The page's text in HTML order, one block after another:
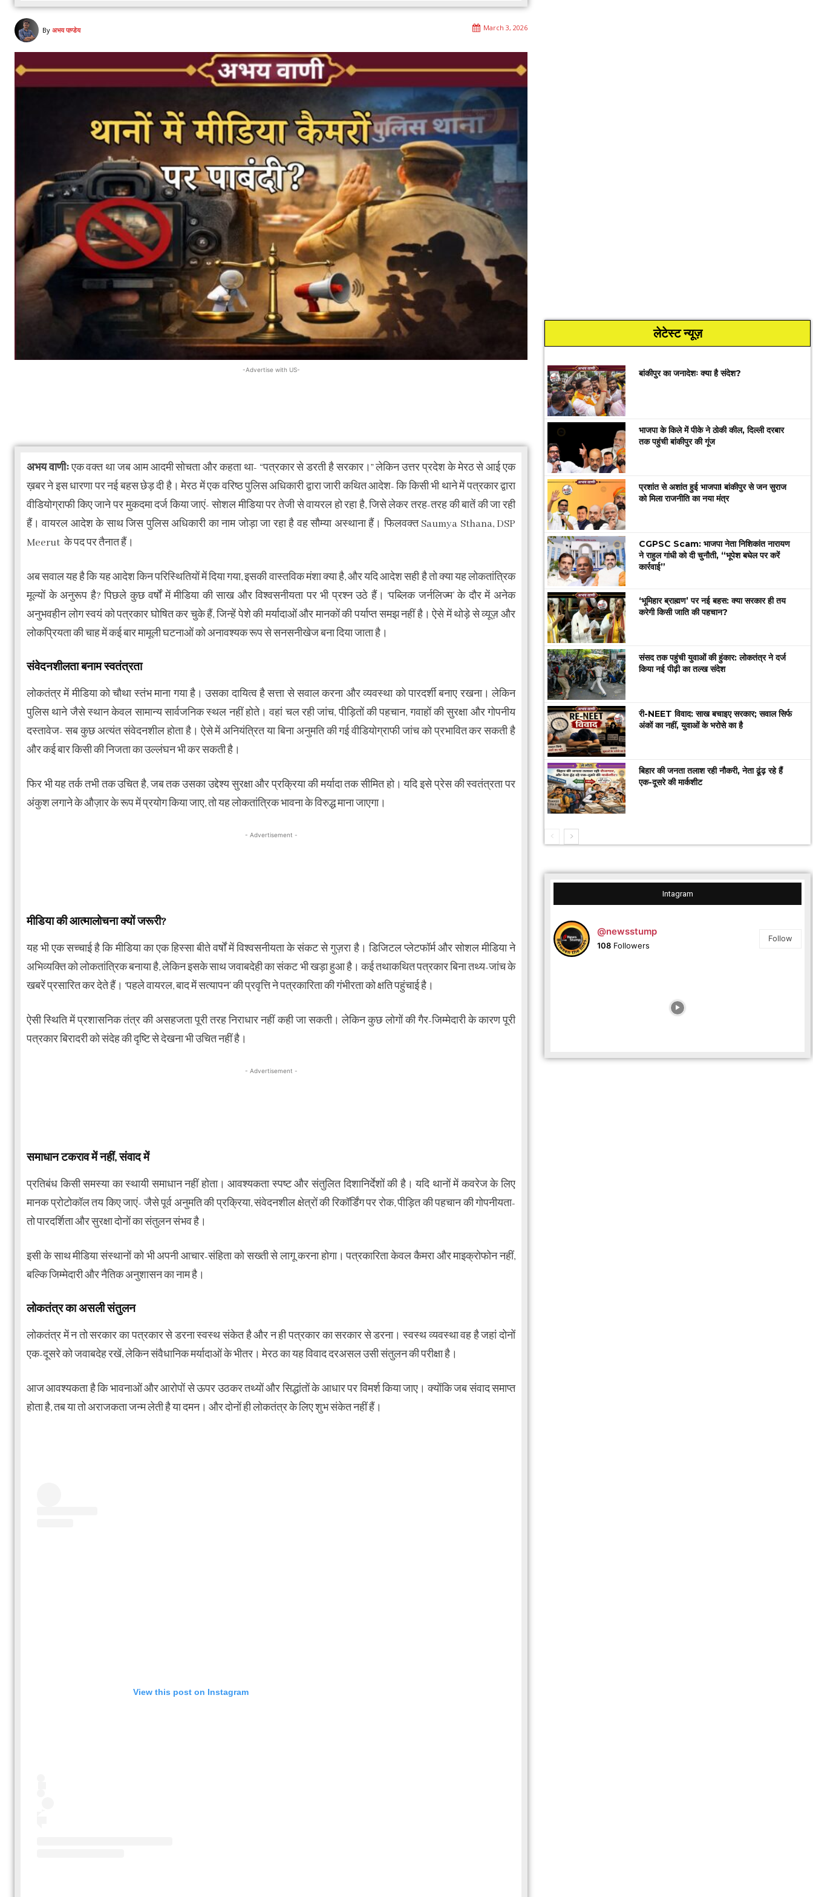
By अभय पाण्डेय March 3, 2026
-Advertise with US-
अभय वाणीःएक वक्त था जब आम आदमी सोचता और कहता था- “पत्रकार से डरती है सरकार।” लेकिन उत्तर प्रदेश के मेरठ से आई एक
ख़बर ने इस धारणा पर नई बहस छेड़ दी है। मेरठ में एक वरिष्ठ पुलिस अधिकारी द्वारा जारी कथित आदेश- कि किसी भी थाने में पत्रकार द्वारा
वीडियोग्राफी किए जाने पर मुकदमा दर्ज किया जाएं- सोशल मीडिया पर तेजी से वायरल हो रहा है, जिसे लेकर तरह-तरह की बातें की जा रही
हैं। वायरल आदेश के साथ जिस पुलिस अधिकारी का नाम जोड़ा जा रहा है वह सौम्या अस्थाना हैं। फिलवक्त Saumya Sthana, DSP
Meerut के पद पर तैनात हैं।
अब सवाल यह है कि यह आदेश किन परिस्थितियों में दिया गया, इसकी वास्तविक मंशा क्या है, और यदि आदेश सही है तो क्या यह लोकतांत्रिक
मूल्यों के अनुरूप है? पिछले कुछ वर्षों में मीडिया की साख और विश्वसनीयता पर भी प्रश्न उठे हैं। ‘पब्लिक जर्नलिज्म’ के दौर में अनेक
अनुभवहीन लोग स्वयं को पत्रकार घोषित कर चुके हैं, जिन्हें पेशे की मर्यादाओं और मानकों की पर्याप्त समझ नहीं है। ऐसे में थोड़े से व्यूज़ और
लोकप्रियता की चाह में कई बार मामूली घटनाओं को अनावश्यक रूप से सनसनीखेज बना दिया जाता है।
संवेदनशीलता बनाम स्वतंत्रता
लोकतंत्र में मीडिया को चौथा स्तंभ माना गया है। उसका दायित्व है सत्ता से सवाल करना और व्यवस्था को पारदर्शी बनाए रखना। लेकिन
पुलिस थाने जैसे स्थान केवल सामान्य सार्वजनिक स्थल नहीं होते। वहां चल रही जांच, पीड़ितों की पहचान, गवाहों की सुरक्षा और गोपनीय
दस्तावेज- सब कुछ अत्यंत संवेदनशील होता है। ऐसे में अनियंत्रित या बिना अनुमति की गई वीडियोग्राफी जांच को प्रभावित कर सकती है
और कई बार किसी की निजता का उल्लंघन भी कर सकती है।
फिर भी यह तर्क तभी तक उचित है, जब तक उसका उद्देश्य सुरक्षा और प्रक्रिया की मर्यादा तक सीमित हो। यदि इसे प्रेस की स्वतंत्रता पर
अंकुश लगाने के औज़ार के रूप में प्रयोग किया जाए, तो यह लोकतांत्रिक भावना के विरुद्ध माना जाएगा।
- Advertisement -
मीडिया की आत्मालोचना क्यों जरूरी?
यह भी एक सच्चाई है कि मीडिया का एक हिस्सा बीते वर्षों में विश्वसनीयता के संकट से गुज़रा है। डिजिटल प्लेटफॉर्म और सोशल मीडिया ने
अभिव्यक्ति को लोकतांत्रिक बनाया है, लेकिन इसके साथ जवाबदेही का संकट भी खड़ा हुआ है। कई तथाकथित पत्रकार बिना तथ्य-जांच के
खबरें प्रसारित कर देते हैं। ‘पहले वायरल, बाद में सत्यापन’ की प्रवृत्ति ने पत्रकारिता की गंभीरता को क्षति पहुंचाई है।
ऐसी स्थिति में प्रशासनिक तंत्र की असहजता पूरी तरह निराधार नहीं कही जा सकती। लेकिन कुछ लोगों की गैर-जिम्मेदारी के कारण पूरी
पत्रकार बिरादरी को संदेह की दृष्टि से देखना भी उचित नहीं है।
- Advertisement -
समाधान टकराव में नहीं, संवाद में
प्रतिबंध किसी समस्या का स्थायी समाधान नहीं होता। आवश्यकता स्पष्ट और संतुलित दिशानिर्देशों की है। यदि थानों में कवरेज के लिए
मानक प्रोटोकॉल तय किए जाएं- जैसे पूर्व अनुमति की प्रक्रिया, संवेदनशील क्षेत्रों की रिकॉर्डिंग पर रोक, पीड़ित की पहचान की गोपनीयता-
तो पारदर्शिता और सुरक्षा दोनों का संतुलन संभव है।
इसी के साथ मीडिया संस्थानों को भी अपनी आचार-संहिता को सख्ती से लागू करना होगा। पत्रकारिता केवल कैमरा और माइक्रोफोन नहीं,
बल्कि जिम्मेदारी और नैतिक अनुशासन का नाम है।
लोकतंत्र का असली संतुलन
लोकतंत्र में न तो सरकार का पत्रकार से डरना स्वस्थ संकेत है और न ही पत्रकार का सरकार से डरना। स्वस्थ व्यवस्था वह है जहां दोनों
एक-दूसरे को जवाबदेह रखें, लेकिन संवैधानिक मर्यादाओं के भीतर। मेरठ का यह विवाद दरअसल उसी संतुलन की परीक्षा है।
आज आवश्यकता है कि भावनाओं और आरोपों से ऊपर उठकर तथ्यों और सिद्धांतों के आधार पर विमर्श किया जाए। क्योंकि जब संवाद समाप्त
होता है, तब या तो अराजकता जन्म लेती है या दमन। और दोनों ही लोकतंत्र के लिए शुभ संकेत नहीं हैं।
View this post on Instagram
लेटेस्ट न्यूज़
बांकीपुर का जनादेशः क्या है संदेश?
भाजपा के किले में पीके ने ठोकी कील, दिल्ली दरबार
तक पहुंची बांकीपुर की गूंज
प्रशांत से अशांत हुई भाजपा! बांकीपुर से जन सुराज
को मिला राजनीति का नया मंत्र
CGPSC Scam: भाजपा नेता निशिकांत नारायण
ने राहुल गांधी को दी चुनौती, “भूपेश बघेल पर करें
कार्रवाई”
‘भूमिहार ब्राह्मण’ पर नई बहस: क्या सरकार ही तय
करेगी किसी जाति की पहचान?
संसद तक पहुंची युवाओं की हुंकार: लोकतंत्र ने दर्ज
किया नई पीढ़ी का तल्ख संदेश
री-NEET विवाद: साख बचाइए सरकार; सवाल सिर्फ
अंकों का नहीं, युवाओं के भरोसे का है
बिहार की जनता तलाश रही नौकरी, नेता ढूंढ़ रहे हैं
एक-दूसरे की मार्कशीट
Intagram
@newsstump
108 Followers
Follow